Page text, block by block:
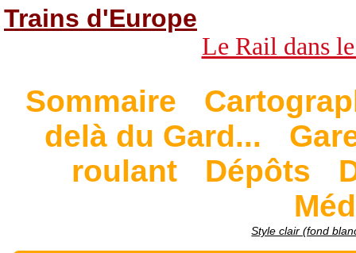
Trains d'Europe
Le Rail dans
Sommaire
delà du Gard...
roulant
Dépôts
Style clair (fond